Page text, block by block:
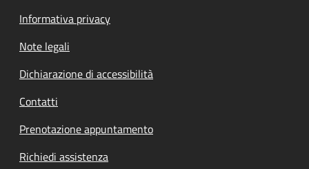
Informativa privacy
Note legali
Dichiarazione di accessibilità
Contatti
Prenotazione appuntamento
Richiedi assistenza